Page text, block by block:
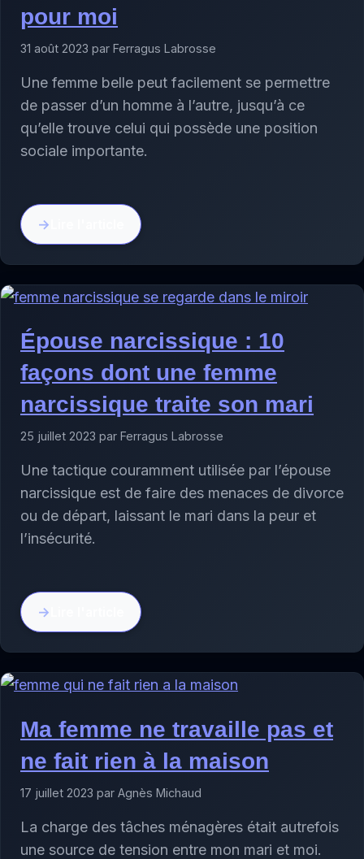
pour moi
31 août 2023 par Ferragus Labrosse
Une femme belle peut facilement se permettre
de passer d’un homme à l’autre, jusqu’à ce
qu’elle trouve celui qui possède une position
sociale importante.
Épouse narcissique : 10
façons dont une femme
narcissique traite son mari
25 juillet 2023 par Ferragus Labrosse
Une tactique couramment utilisée par l’épouse
narcissique est de faire des menaces de divorce
ou de départ, laissant le mari dans la peur et
l’insécurité.
Ma femme ne travaille pas et
ne fait rien à la maison
17 juillet 2023 par Agnès Michaud
La charge des tâches ménagères était autrefois
une source de tension entre mon mari et moi.